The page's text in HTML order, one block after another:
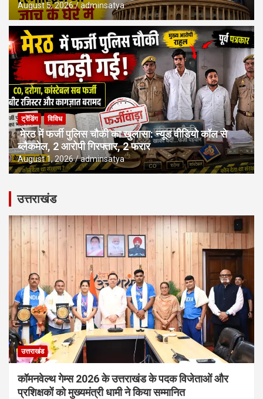
August 5, 2026 adminsatya
ट्रेंडिंग विविध
मेरठ में फर्जी पुलिस चौकी का खुलासा: न्यूड वीडियो कॉल से
ब्लैकमेल, 2 आरोपी गिरफ्तार, 2 फरार
August 1, 2026 adminsatya
उत्तराखंड
उत्तराखंड
कॉमनवेल्थ गेम्स 2026 के उत्तराखंड के पदक विजेताओं और
प्रशिक्षकों को मुख्यमंत्री धामी ने किया सम्मानित